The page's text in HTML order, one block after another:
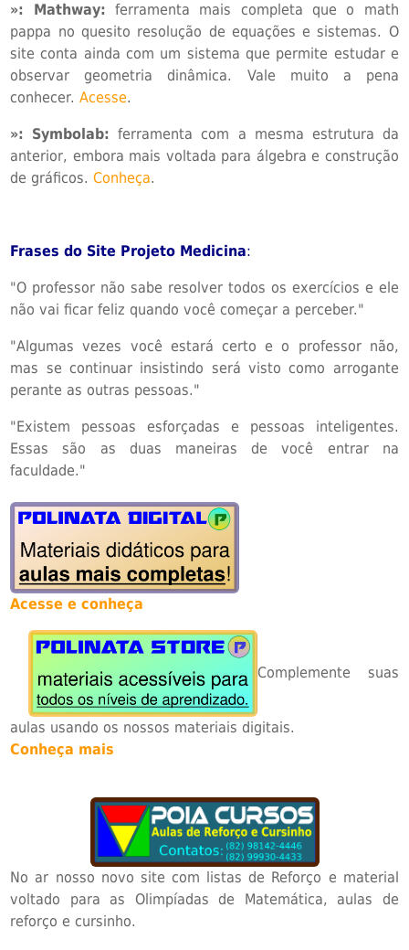
»: Mathway: ferramenta mais completa que o math
pappa no quesito resolução de equações e sistemas. O
site conta ainda com um sistema que permite estudar e
observar geometria dinâmica. Vale muito a pena
conhecer.Acesse.
»: Symbolab: ferramenta com a mesma estrutura da
anterior, embora mais voltada para álgebra e construção
de gráficos.Conheça.
Frases do Site Projeto Medicina:
"O professor não sabe resolver todos os exercícios e ele
não vai ficar feliz quando você começar a perceber."
"Algumas vezes você estará certo e o professor não,
mas se continuar insistindo será visto como arrogante
perante as outras pessoas."
"Existem pessoas esforçadas e pessoas inteligentes.
Essas são as duas maneiras de você entrar na
faculdade."
Acesse e conheça
Complemente suas
aulas usando os nossos materiais digitais.
Conheça mais
No ar nosso novo site com listas de Reforço e material
voltado para as Olimpíadas de Matemática, aulas de
reforço e cursinho.